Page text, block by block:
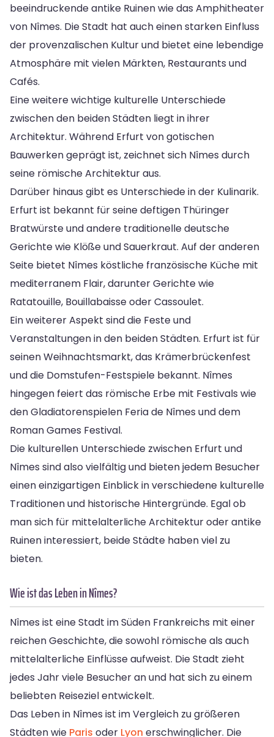
beeindruckende antike Ruinen wie das Amphitheater
von Nîmes. Die Stadt hat auch einen starken Einfluss
der provenzalischen Kultur und bietet eine lebendige
Atmosphäre mit vielen Märkten, Restaurants und
Cafés.
Eine weitere wichtige kulturelle Unterschiede
zwischen den beiden Städten liegt in ihrer
Architektur. Während Erfurt von gotischen
Bauwerken geprägt ist, zeichnet sich Nîmes durch
seine römische Architektur aus.
Darüber hinaus gibt es Unterschiede in der Kulinarik.
Erfurt ist bekannt für seine deftigen Thüringer
Bratwürste und andere traditionelle deutsche
Gerichte wie Klöße und Sauerkraut. Auf der anderen
Seite bietet Nîmes köstliche französische Küche mit
mediterranem Flair, darunter Gerichte wie
Ratatouille, Bouillabaisse oder Cassoulet.
Ein weiterer Aspekt sind die Feste und
Veranstaltungen in den beiden Städten. Erfurt ist für
seinen Weihnachtsmarkt, das Krämerbrückenfest
und die Domstufen-Festspiele bekannt. Nîmes
hingegen feiert das römische Erbe mit Festivals wie
den Gladiatorenspielen Feria de Nîmes und dem
Roman Games Festival.
Die kulturellen Unterschiede zwischen Erfurt und
Nîmes sind also vielfältig und bieten jedem Besucher
einen einzigartigen Einblick in verschiedene kulturelle
Traditionen und historische Hintergründe. Egal ob
man sich für mittelalterliche Architektur oder antike
Ruinen interessiert, beide Städte haben viel zu
bieten.
Wie ist das Leben in Nîmes?
Nîmes ist eine Stadt im Süden Frankreichs mit einer
reichen Geschichte, die sowohl römische als auch
mittelalterliche Einflüsse aufweist. Die Stadt zieht
jedes Jahr viele Besucher an und hat sich zu einem
beliebten Reiseziel entwickelt.
Das Leben in Nîmes ist im Vergleich zu größeren
Städten wie Paris oder Lyon erschwinglicher. Die